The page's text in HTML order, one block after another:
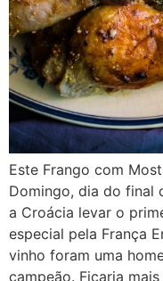
Este Frango com
Domingo, dia do final
a Croácia levar o
especial pela França
vinho foram uma
campeão. Ficaria